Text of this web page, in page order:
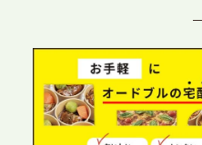
目の展開で、拡大する出
2026.6.4
プレスリリースのご案内
の離職防止に。オフィス